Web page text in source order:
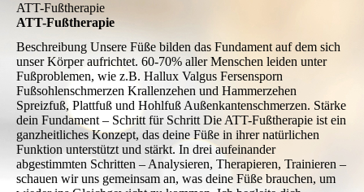
ATT-Fußtherapie
ATT-Fußtherapie
Beschreibung Unsere Füße bilden das Fundament auf dem sich
unser Körper aufrichtet. 60-70% aller Menschen leiden unter
Fußproblemen, wie z.B. Hallux Valgus Fersensporn
Fußsohlenschmerzen Krallenzehen und Hammerzehen
Spreizfuß, Plattfuß und Hohlfuß Außenkantenschmerzen. Stärke
dein Fundament – Schritt für Schritt Die ATT-Fußtherapie ist ein
ganzheitliches Konzept, das deine Füße in ihrer natürlichen
Funktion unterstützt und stärkt. In drei aufeinander
abgestimmten Schritten – Analysieren, Therapieren, Trainieren –
schauen wir uns gemeinsam an, was deine Füße brauchen, um